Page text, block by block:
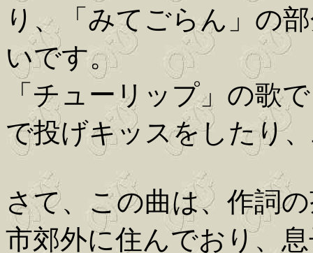
り、「みてごらん」の
いです。
「チューリップ」の歌
で投げキッスをしたり
さて、この曲は、作詞
市郊外に住んでおり、